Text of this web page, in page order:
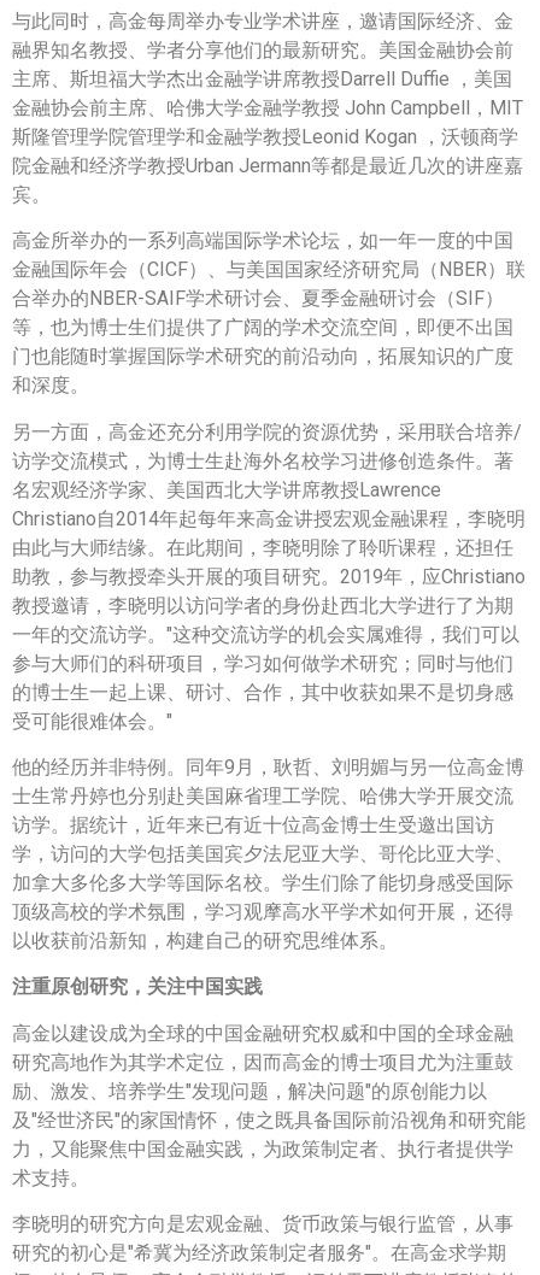
与此同时，高金每周举办专业学术讲座，邀请国际经济、金
融界知名教授、学者分享他们的最新研究。美国金融协会前
主席、斯坦福大学杰出金融学讲席教授Darrell Duffie ，美国
金融协会前主席、哈佛大学金融学教授 John Campbell，MIT
斯隆管理学院管理学和金融学教授Leonid Kogan ，沃顿商学
院金融和经济学教授Urban Jermann等都是最近几次的讲座嘉
宾。
高金所举办的一系列高端国际学术论坛，如一年一度的中国
金融国际年会（CICF）、与美国国家经济研究局（NBER）联
合举办的NBER-SAIF学术研讨会、夏季金融研讨会（SIF）
等，也为博士生们提供了广阔的学术交流空间，即便不出国
门也能随时掌握国际学术研究的前沿动向，拓展知识的广度
和深度。
另一方面，高金还充分利用学院的资源优势，采用联合培养/
访学交流模式，为博士生赴海外名校学习进修创造条件。著
名宏观经济学家、美国西北大学讲席教授Lawrence
Christiano自2014年起每年来高金讲授宏观金融课程，李晓明
由此与大师结缘。在此期间，李晓明除了聆听课程，还担任
助教，参与教授牵头开展的项目研究。2019年，应Christiano
教授邀请，李晓明以访问学者的身份赴西北大学进行了为期
一年的交流访学。"这种交流访学的机会实属难得，我们可以
参与大师们的科研项目，学习如何做学术研究；同时与他们
的博士生一起上课、研讨、合作，其中收获如果不是切身感
受可能很难体会。"
他的经历并非特例。同年9月，耿哲、刘明媚与另一位高金博
士生常丹婷也分别赴美国麻省理工学院、哈佛大学开展交流
访学。据统计，近年来已有近十位高金博士生受邀出国访
学，访问的大学包括美国宾夕法尼亚大学、哥伦比亚大学、
加拿大多伦多大学等国际名校。学生们除了能切身感受国际
顶级高校的学术氛围，学习观摩高水平学术如何开展，还得
以收获前沿新知，构建自己的研究思维体系。
注重原创研究，关注中国实践
高金以建设成为全球的中国金融研究权威和中国的全球金融
研究高地作为其学术定位，因而高金的博士项目尤为注重鼓
励、激发、培养学生"发现问题，解决问题"的原创能力以
及"经世济民"的家国情怀，使之既具备国际前沿视角和研究能
力，又能聚焦中国金融实践，为政策制定者、执行者提供学
术支持。
李晓明的研究方向是宏观金融、货币政策与银行监管，从事
研究的初心是"希冀为经济政策制定者服务"。在高金求学期